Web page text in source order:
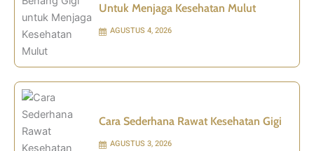
Untuk Menjaga Kesehatan Mulut
AGUSTUS 4, 2026
Cara Sederhana Rawat Kesehatan Gigi
AGUSTUS 3, 2026